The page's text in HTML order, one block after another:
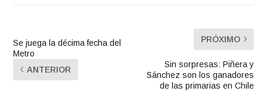
Se juega la décima fecha del
Metro
ANTERIOR
PRÓXIMO
Sin sorpresas: Piñera y
Sánchez son los ganadores
de las primarias en Chile